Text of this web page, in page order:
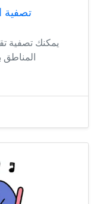
تصفية
يمكنك تصفية